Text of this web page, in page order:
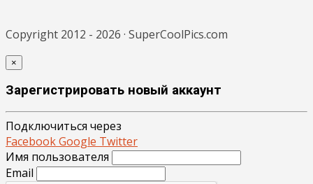
Copyright 2012 - 2026 · SuperCoolPics.com
×
Зарегистрировать новый аккаунт
Подключиться через
FacebookGoogle Twitter
Имя пользователя
Email